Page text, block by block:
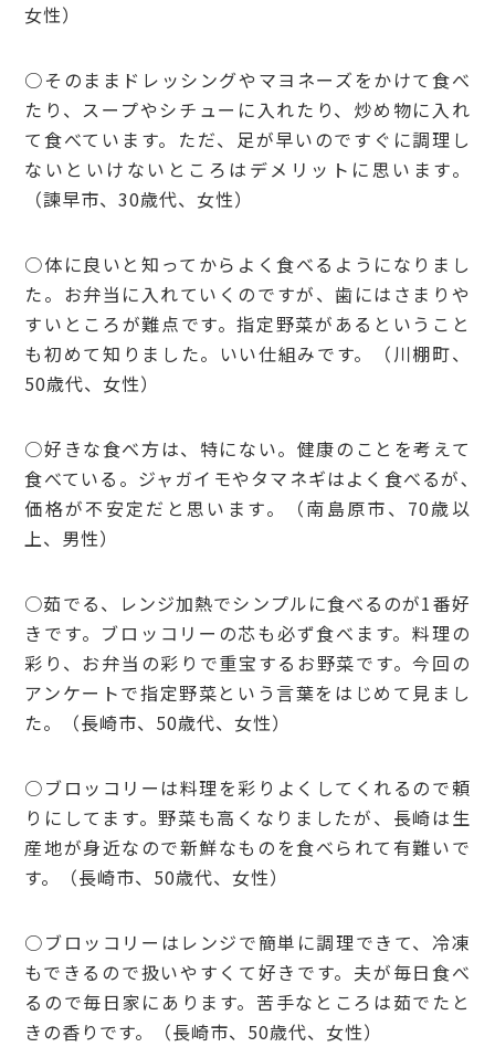
女性）
○そのままドレッシングやマヨネーズをかけて食べ
たり、スープやシチューに入れたり、炒め物に入れ
て食べています。ただ、足が早いのですぐに調理し
ないといけないところはデメリットに思います。
（諫早市、30歳代、女性）
○体に良いと知ってからよく食べるようになりまし
た。お弁当に入れていくのですが、歯にはさまりや
すいところが難点です。指定野菜があるということ
も初めて知りました。いい仕組みです。（川棚町、
50歳代、女性）
○好きな食べ方は、特にない。健康のことを考えて
食べている。ジャガイモやタマネギはよく食べるが､
価格が不安定だと思います。（南島原市、70歳以
上、男性）
○茹でる、レンジ加熱でシンプルに食べるのが1番好
きです。ブロッコリーの芯も必ず食べます。料理の
彩り、お弁当の彩りで重宝するお野菜です。今回の
アンケートで指定野菜という言葉をはじめて見まし
た。（長崎市、50歳代、女性）
○ブロッコリーは料理を彩りよくしてくれるので頼
りにしてます。野菜も高くなりましたが、長崎は生
産地が身近なので新鮮なものを食べられて有難いで
す。（長崎市、50歳代、女性）
○ブロッコリーはレンジで簡単に調理できて、冷凍
もできるので扱いやすくて好きです。夫が毎日食べ
るので毎日家にあります。苦手なところは茹でたと
きの香りです。（長崎市、50歳代、女性）